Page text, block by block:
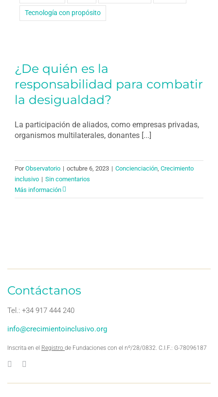
¿De quién es la
responsabilidad para combatir
la desigualdad?
La participación de aliados, como empresas privadas,
organismos multilaterales, donantes [...]
PorObservatorio | octubre 6, 2023 | Concienciación Crecimiento
inclusivo | Sin comentarios
Más información
Tecnología con propósito
Contáctanos
Tel.: +34 917 444 240
info@crecimientoinclusivo.org
Inscrita en el Registro de Fundaciones con el nº/28/0832. C.I.F.: G-78096187